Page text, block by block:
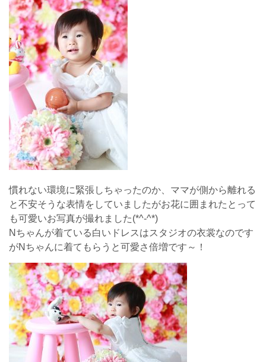
慣れない環境に緊張しちゃったのか、ママが側から離れる
と不安そうな表情をしていましたがお花に囲まれたとって
も可愛いお写真が撮れました(*^-^*)
Nちゃんが着ている白いドレスはスタジオの衣裳なのです
がNちゃんに着てもらうと可愛さ倍増です～！